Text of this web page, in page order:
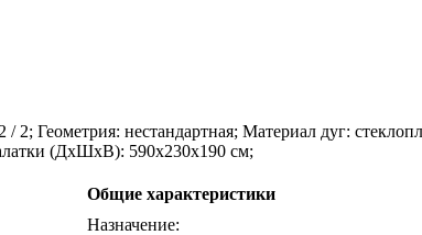
2; Геометрия: нестандартная; Материал дуг:
(ДхШхВ): 590x230x190 см;
Общие характеристики
Назначение: